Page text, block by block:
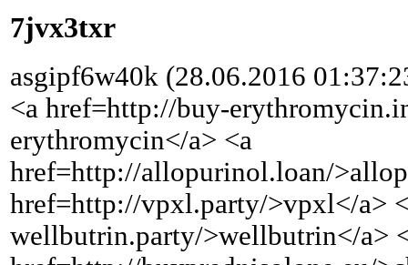
7jvx3txr
asgipf6w40k (28.06.2016
<a href=http://buy-
erythromycin</a> <a
href=http://allopurinol.loan/
href=http://vpxl.party/>vpxl</a>
wellbutrin.party/>wellbutrin</a>